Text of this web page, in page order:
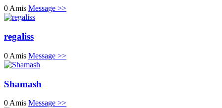
0 Amis Message >>
regaliss
0 Amis Message >>
Shamash
0 Amis Message >>